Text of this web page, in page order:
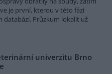
je první, kterou v této fázi
databází. Průzkum lokalit už
univerzitu Brno